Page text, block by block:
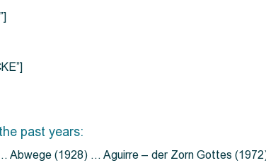
past years:
Abwege (1928) … Aguirre – der Zorn Gottes